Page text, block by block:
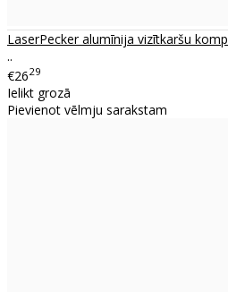
LaserPecker alumīnija vizītkaršu
..
€2629
Ielikt grozā
Pievienot vēlmju sarakstam